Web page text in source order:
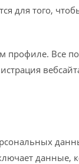
для того,
Все
данные,